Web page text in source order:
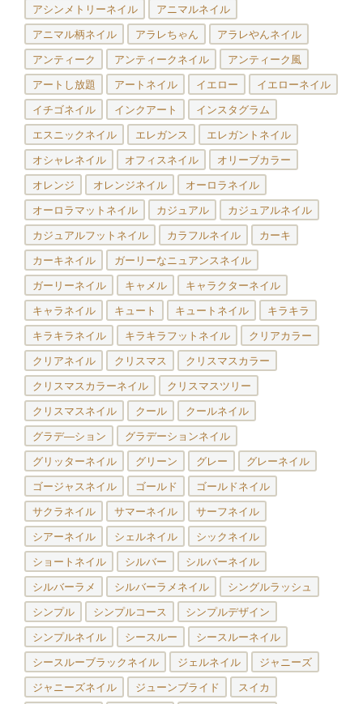
アシンメトリーネイル アニマルネイル
アニマル柄ネイル アラレちゃん アラレやんネイル
アンティーク アンティークネイル アンティーク風
アートし放題 アートネイル イエロー イエローネイル
イチゴネイル インクアート インスタグラム
エスニックネイル エレガンス エレガントネイル
オシャレネイル オフィスネイル オリーブカラー
オレンジ オレンジネイル オーロラネイル
オーロラマットネイル カジュアル カジュアルネイル
カジュアルフットネイル カラフルネイル カーキ
カーキネイル ガーリーなニュアンスネイル
ガーリーネイル キャメル キャラクターネイル
キャラネイル キュート キュートネイル キラキラ
キラキラネイル キラキラフットネイル クリアカラー
クリアネイル クリスマス クリスマスカラー
クリスマスカラーネイル クリスマスツリー
クリスマスネイル クール クールネイル
グラデ―ション グラデーションネイル
グリッターネイル グリーン グレー グレーネイル
ゴージャスネイル ゴールド ゴールドネイル
サクラネイル サマーネイル サーフネイル
シアーネイル シェルネイル シックネイル
ショートネイル シルバー シルバーネイル
シルバーラメ シルバーラメネイル シングルラッシュ
シンプル シンプルコース シンプルデザイン
シンプルネイル シースルー シースルーネイル
シースルーブラックネイル ジェルネイル ジャニーズ
ジャニーズネイル ジューンブライド スイカ